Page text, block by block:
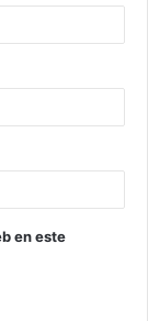
en este